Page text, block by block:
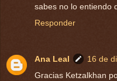
sabes no lo entiendo
Responder
Ana Leal
16 de
Gracias Ketzalkhan